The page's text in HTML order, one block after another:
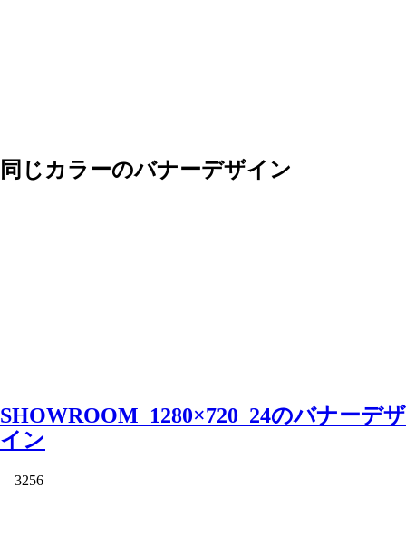
同じカラーのバナーデザイン
SHOWROOM_1280×720_24のバナーデザ
イン
3256